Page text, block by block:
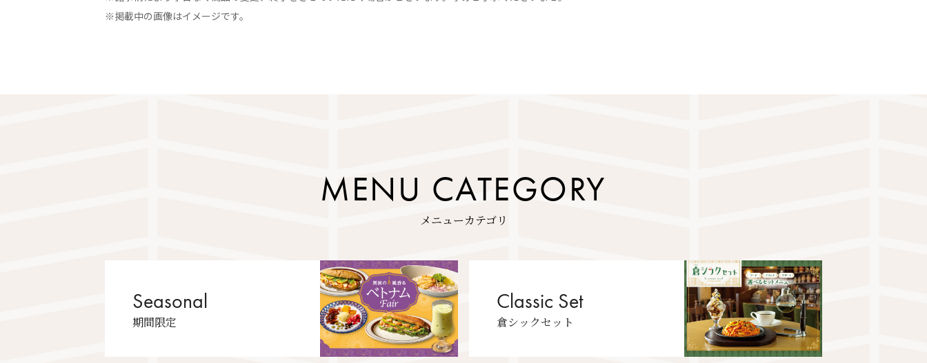
※掲載中の画像はイメージです。
MENU CATEGORY
メニューカテゴリ
Seasonal
期間限定
Classic Set
倉シックセット